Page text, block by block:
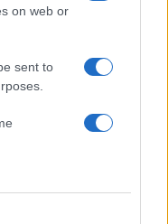
on web or
sent to
ανέμων έως το
από